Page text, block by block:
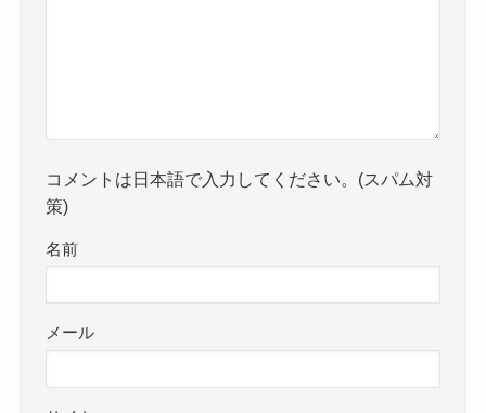
コメントは日本語で入力してください。(スパム対
策)
名前
メール